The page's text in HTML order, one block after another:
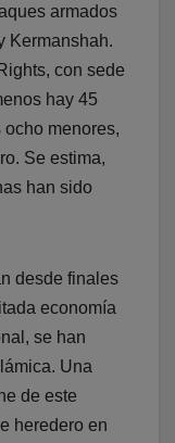
armados
Kermanshah.
con sede
hay 45
menores,
Se estima,
han sido
desde finales
economía
se han
Una
de este
heredero en